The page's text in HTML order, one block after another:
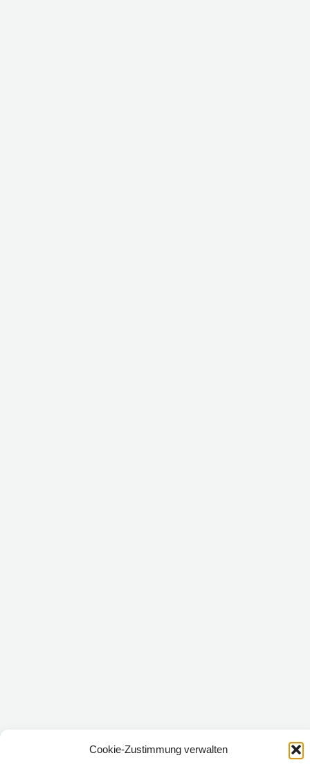
Cookie-Zustimmung verwalten